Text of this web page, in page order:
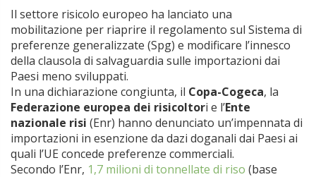
Il settore risicolo europeo ha lanciato una
mobilitazione per riaprire il regolamento sul Sistema di
preferenze generalizzate (Spg) e modificare l’innesco
della clausola di salvaguardia sulle importazioni dai
Paesi meno sviluppati.
In una dichiarazione congiunta, il Copa-Cogeca, la
Federazione europea dei risicoltori e l’Ente
nazionale risi (Enr) hanno denunciato un’impennata di
importazioni in esenzione da dazi doganali dai Paesi ai
quali l’UE concede preferenze commerciali.
Secondo l’Enr, 1,7 milioni di tonnellate di riso (base